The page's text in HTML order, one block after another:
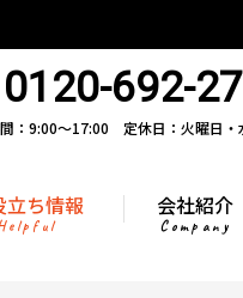
0120-692-
：9:00〜17:00 定休日：火曜日・
立ち情報 会社紹介
Company